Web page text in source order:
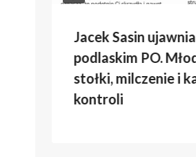
Jacek Sasin
podlaskim PO.
stołki, milczenie i
kontroli